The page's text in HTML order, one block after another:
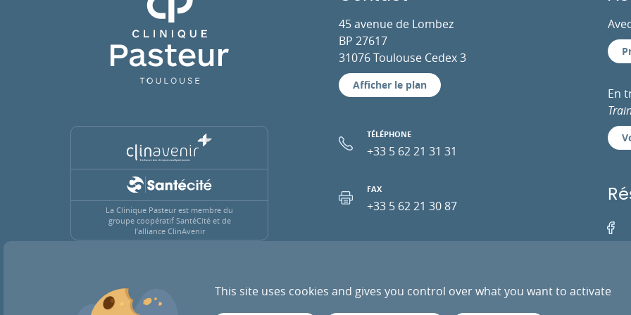
La Clinique Pasteur est membre du
groupe coopératif SantéCité et de
l’alliance ClinAvenir
45 avenue de Lombez
BP 27617
31076 Toulouse Cedex 3
Afficher le plan
TÉLÉPHONE
+33 5 62 21 31 31
FAX
+33 5 62 21 30 87
En
ACTUALITÉS RECRUTEMENT PRESSE PRESTATAIRES ESPACE PRO
This site uses cookies and gives you control over what you want to activate